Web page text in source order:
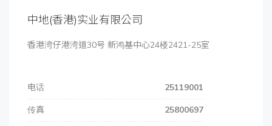
中地(香港)实业有限公司
香港湾仔港湾道30号 新鸿基中心24楼2421-25室
电话
25119001
传真
25800697